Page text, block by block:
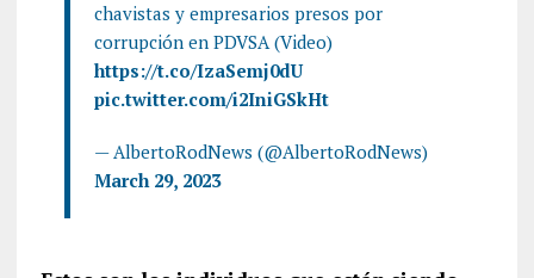
chavistas y empresarios presos por
corrupción en PDVSA (Video)
https://t.co/IzaSemj0dU
pic.twitter.com/i2IniGSkHt
— AlbertoRodNews (@AlbertoRodNews)
March 29, 2023